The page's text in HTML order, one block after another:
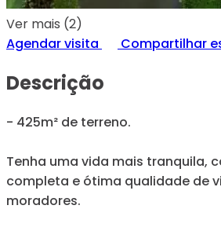
Ver mais (2)
Agendar visita
Compartilhar
Descrição
- 425m² de terreno.
Tenha uma vida mais tranquila,
completa e ótima qualidade de
moradores.